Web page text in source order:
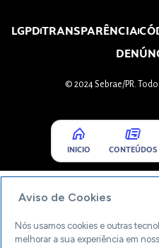
LGPDTRANSPARÊNCIA
© 2024 Sebrae/PR.
INICIO CONTEÚDOS
Aviso de Cookies
Nós usamos cookies e outras
melhorar a sua experiência em